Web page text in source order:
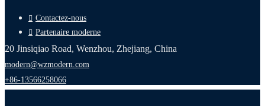
Contactez-nous
Partenaire moderne
20 Jinsiqiao Road, Wenzhou, Zhejiang, China
modern@wzmodern.com
+86-13566258066